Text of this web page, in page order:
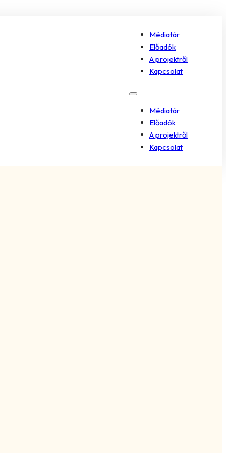
Médiatár
Előadók
A projektről
Kapcsolat
Médiatár
Előadók
A projektről
Kapcsolat